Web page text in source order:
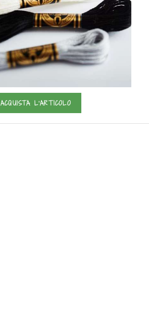
ACQUISTA L'ARTICOLO